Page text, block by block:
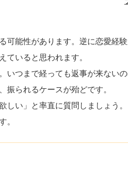
可能性があります。逆に恋愛経
ていると思われます。
いつまで経っても返事が来ない
振られるケースが殆どです。
い」と率直に質問しましょう。
。